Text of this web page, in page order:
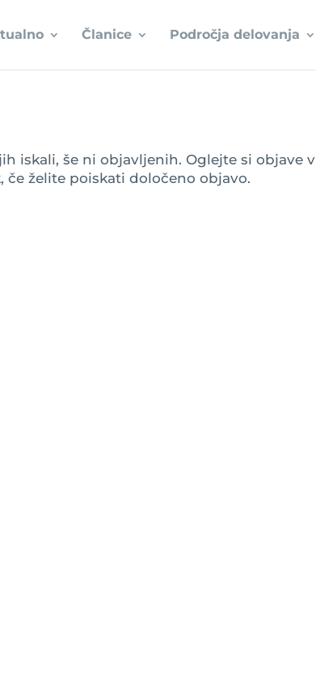
Članice Področja delovanja
iskali, še ni objavljenih. Oglejte si objave v
želite poiskati določeno objavo.